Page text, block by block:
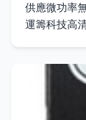
供應微功率
運籌科技高